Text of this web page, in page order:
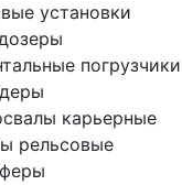
установки
погрузчики
карьерные
рельсовые